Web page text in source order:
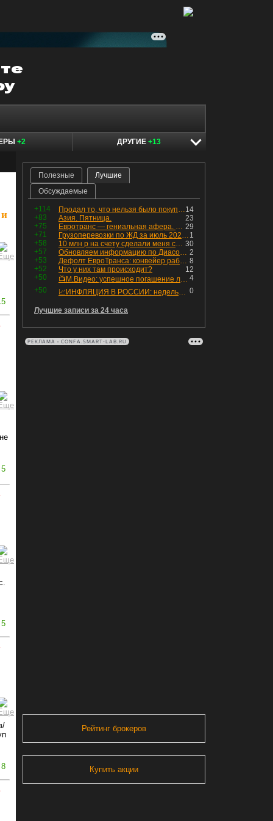
+2 ДРУГИЕ +13
5
5
8
Полезные
Лучшие
Обсуждаемые
+114 14
Продал то, что нельзя было покупать. Изменения в портфеле
+83
23
Азия. Пятница.
+75
29
Евротранс — гениальная афера. Собрал с инвесторов денег, выплатил дивидендов больше текущей капитализации и ушёл в дефолт
+71
1
Грузоперевозки по ЖД за июль 2026 г. — четвёртый месяц подряд роста, чёрные металлы на уровне прошлого года, а каменный уголь в плюсе.
+58
30
10 млн р на счету сделали меня счастливым? Ожидание vs Реальность!
+57
2
Обновляем информацию по Диасофту: дивиденды и выкуп
+53
8
Дефолт ЕвроТранса: конвейер работает исправно
+52
12
Что у них там происходит?
+50
4
📺М.Видео: успешное погашение любимого флоатера
+50
0
📈ИНФЛЯЦИЯ В РОССИИ: недельная дефляция, но в годовом выражении рост 😢
Лучшие записи за 24 часа
РЕКЛАМА • CONFA.SMART-LAB.RU
Рейтинг брокеров
Купить акции